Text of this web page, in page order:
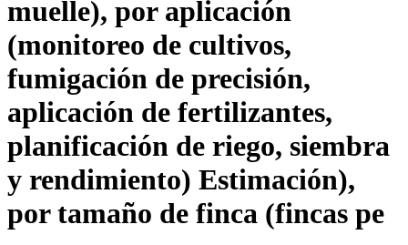
muelle), por aplicación
(monitoreo de cultivos,
fumigación de precisión,
aplicación de fertilizantes,
planificación de riego, siembra
y rendimiento) Estimación),
por tamaño de finca (fincas pe